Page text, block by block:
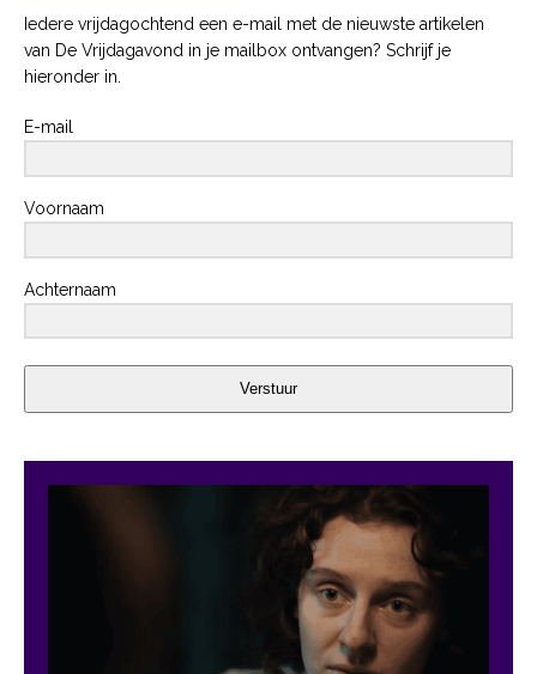
Iedere vrijdagochtend een e-mail met de nieuwste artikelen
van De Vrijdagavond in je mailbox ontvangen? Schrijf je
hieronder in.
E-mail
Voornaam
Achternaam
Verstuur